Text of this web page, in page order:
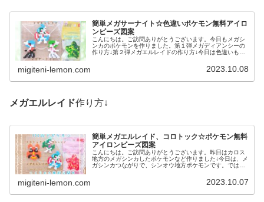
簡単メガサーナイト☆色違いポケモン無料アイロ
ンビーズ図案
こんにちは。ご訪問ありがとうございます。今日もメガシ
ンカのポケモンを作りました。第１弾メガディアンシーの
作り方↓第２弾メガエルレイドの作り方↓今日は色違いも作
migiteni-lemon.com 2023.10.08
メガエルレイド作り方↓
簡単メガエルレイド、コロトック☆ポケモン無料
アイロンビーズ図案
こんにちは。ご訪問ありがとうございます。昨日はカロス
地方のメガシンカしたポケモンなど作りました↓今日は、メ
ガシンカつながりで、シンオウ地方ポケモンです。では、
migiteni-lemon.com 2023.10.07